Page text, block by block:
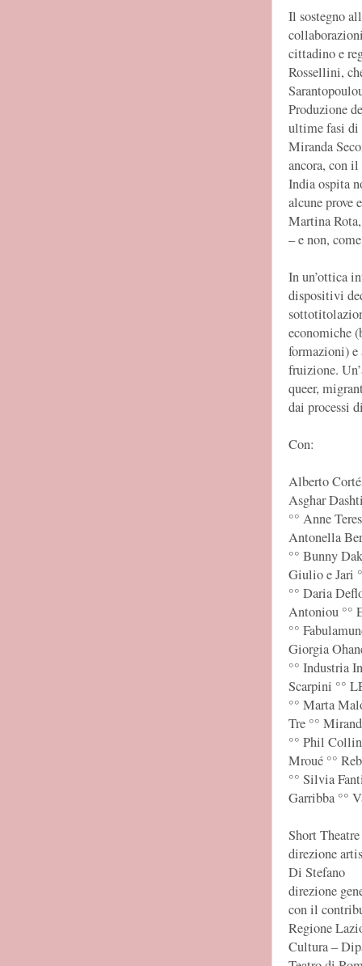
Il sostegno
cittadino e
Rossellini,
Produzione
ultime fasi di
Miranda
ancora, con
India ospita
alcune prove
Martina
– e non,
In un’ottica
dispositivi
economiche
formazioni)
fruizione.
queer,
dai processi
Con:
Alberto
Asghar
°° Anne
Antonella
°° Bunny
Giulio e Jari
°° Daria
Antoniou °°
°°
Giorgia
°° Industria
Scarpini °°
°° Marta
Tre °°
°° Phil
Mroué °°
°° Silvia
Garribba °°
Short
direzione
Di Stefano
direzione
con il
Regione
Cultura –